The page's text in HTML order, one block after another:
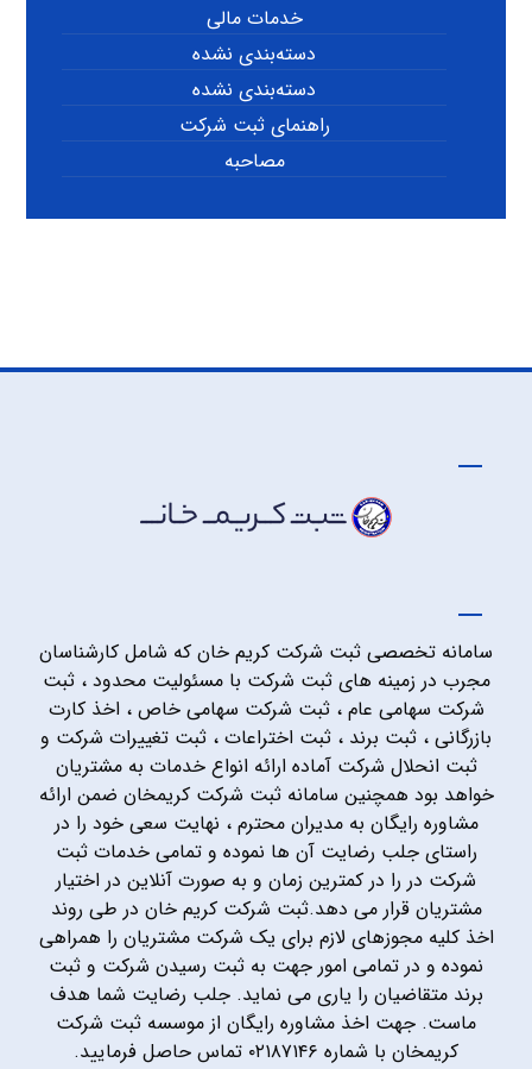
خدمات مالی
دسته‌بندی نشده
دسته‌بندی نشده
راهنمای ثبت شرکت
مصاحبه
سامانه تخصصی ثبت شرکت کریم خان که شامل کارشناسان
مجرب در زمینه های ثبت شرکت با مسئولیت محدود ، ثبت
شرکت سهامی عام ، ثبت شرکت سهامی خاص ، اخذ کارت
بازرگانی ، ثبت برند ، ثبت اختراعات ، ثبت تغییرات شرکت و
ثبت انحلال شرکت آماده ارائه انواع خدمات به مشتریان
خواهد بود همچنین سامانه ثبت شرکت کریمخان ضمن ارائه
مشاوره رایگان به مدیران محترم ، نهایت سعی خود را در
راستای جلب رضایت آن ها نموده و تمامی خدمات ثبت
شرکت در را در کمترین زمان و به صورت آنلاین در اختیار
مشتریان قرار می دهد.ثبت شرکت کریم خان در طی روند
اخذ کلیه مجوزهای لازم برای یک شرکت مشتریان را همراهی
نموده و در تمامی امور جهت به ثبت رسیدن شرکت و ثبت
برند متقاضیان را یاری می نماید. جلب رضایت شما هدف
ماست. جهت اخذ مشاوره رایگان از موسسه ثبت شرکت
کریمخان با شماره ۰۲۱۸۷۱۴۶ تماس حاصل فرمایید.